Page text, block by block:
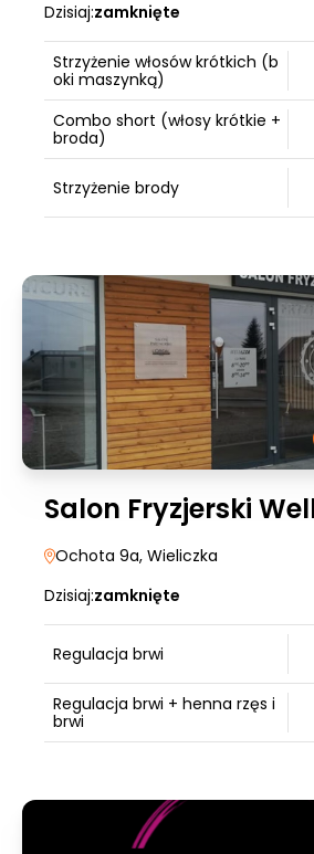
Dzisiaj:zamknięte
Strzyżenie włosów krótkich (b
oki maszynką)
Combo short (włosy krótkie +
broda)
Strzyżenie brody
Salon Fryzjerski
Ochota 9a, Wieliczka
Dzisiaj:zamknięte
Regulacja brwi
Regulacja brwi + henna rzęs i
brwi